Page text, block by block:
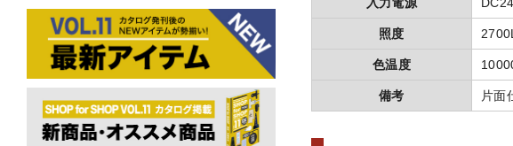
照度
色温度
備考 片面